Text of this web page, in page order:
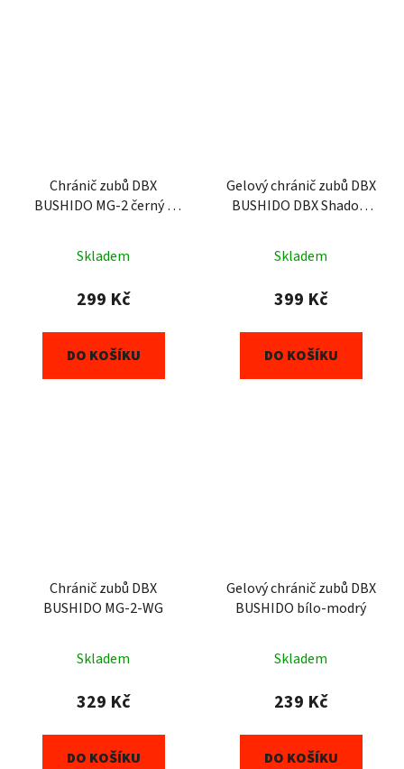
Chránič zubů DBX
BUSHIDO MG-2 černý s
Skladem
299 Kč
DO KOŠÍKU
Gelový chránič zubů DBX
BUSHIDO DBX Shadow
Skladem
399 Kč
DO KOŠÍKU
Chránič zubů DBX
BUSHIDO MG-2-WG
Skladem
329 Kč
DO KOŠÍKU
Gelový chránič zubů DBX
BUSHIDO bílo-modrý
Skladem
239 Kč
DO KOŠÍKU